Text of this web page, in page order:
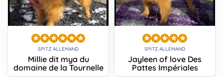
SPITZ ALLEMAND
Millie dit mya du
domaine de la Tournelle
SPITZ ALLEMAND
Jayleen of love Des
Pattes Impériales